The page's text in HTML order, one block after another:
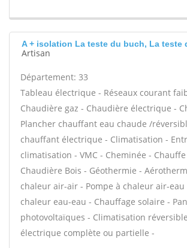
A + isolation La teste du buch, La teste
Artisan
Département: 33
Tableau électrique - Réseaux courant
Chaudière gaz - Chaudière électrique -
Plancher chauffant eau chaude /
chauffant électrique - Climatisation -
climatisation - VMC - Cheminée -
Chaudière Bois - Géothermie -
chaleur air-air - Pompe à chaleur air-eau
chaleur eau-eau - Chauffage solaire -
photovoltaïques - Climatisation
électrique complète ou partielle -